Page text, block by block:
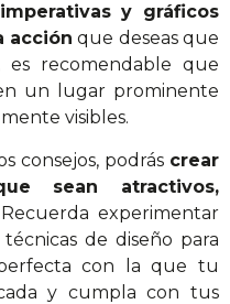
y gráficos
acción que deseas que
es recomendable que
un lugar prominente
visibles.
consejos, podrás crear
sean atractivos,
experimentar
de diseño para
con la que tu
y cumpla con tus